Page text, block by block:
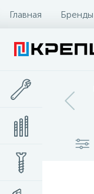
Главная Бренды